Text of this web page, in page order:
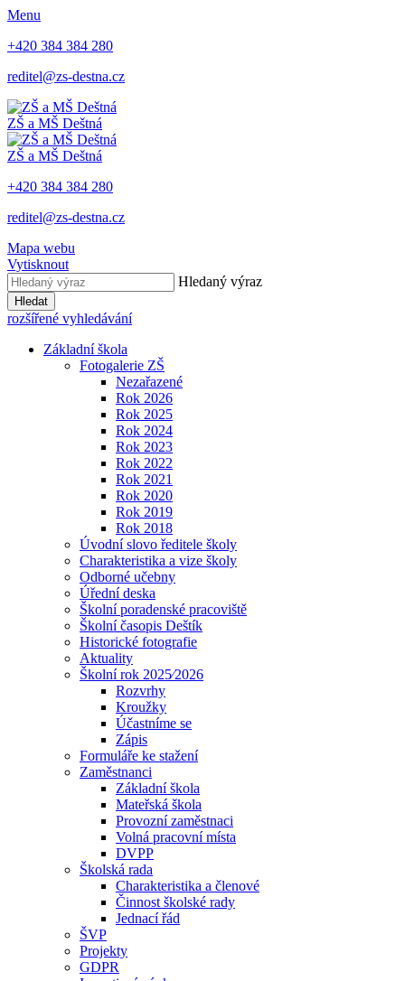
Menu
+420 384 384 280
reditel@zs-destna.cz
ZŠ a MŠ Deštná
ZŠ a MŠ Deštná
+420 384 384 280
reditel@zs-destna.cz
Mapa webu
Vytisknout
Hledaný výraz
Hledat
rozšířené vyhledávání
Základní škola
Fotogalerie ZŠ
Nezařazené
Rok 2026
Rok 2025
Rok 2024
Rok 2023
Rok 2022
Rok 2021
Rok 2020
Rok 2019
Rok 2018
Úvodní slovo ředitele školy
Charakteristika a vize školy
Odborné učebny
Úřední deska
Školní poradenské pracoviště
Školní časopis Deštík
Historické fotografie
Aktuality
Školní rok 2025⁄2026
Rozvrhy
Kroužky
Účastníme se
Zápis
Formuláře ke stažení
Zaměstnanci
Základní škola
Mateřská škola
Provozní zaměstnaci
Volná pracovní místa
DVPP
Školská rada
Charakteristika a členové
Činnost školské rady
Jednací řád
ŠVP
Projekty
GDPR